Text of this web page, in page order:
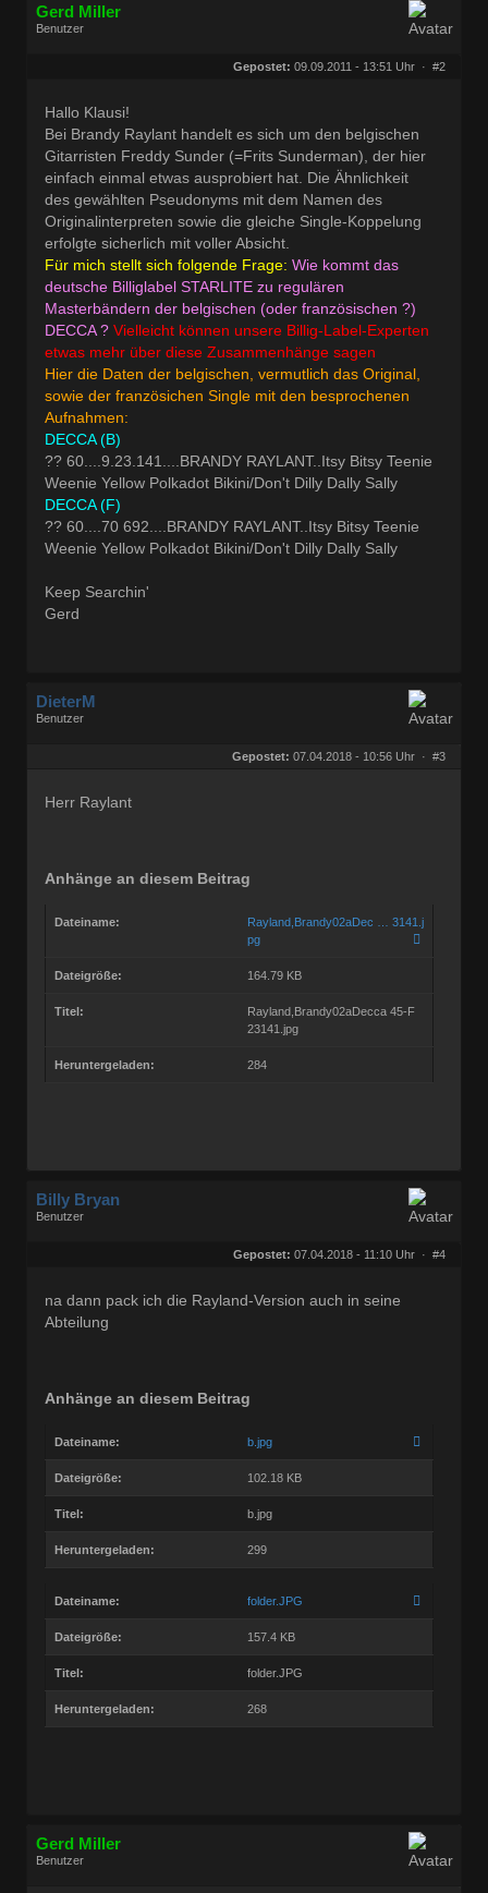
Gerd Miller
Benutzer
Gepostet: 09.09.2011 - 13:51 Uhr · #2
Hallo Klausi!
Bei Brandy Raylant handelt es sich um den belgischen
Gitarristen Freddy Sunder (=Frits Sunderman), der hier
einfach einmal etwas ausprobiert hat. Die Ähnlichkeit
des gewählten Pseudonyms mit dem Namen des
Originalinterpreten sowie die gleiche Single-Koppelung
erfolgte sicherlich mit voller Absicht.
Für mich stellt sich folgende Frage: Wie kommt das
deutsche Billiglabel STARLITE zu regulären
Masterbändern der belgischen (oder französischen ?)
DECCA ? Vielleicht können unsere Billig-Label-Experten
etwas mehr über diese Zusammenhänge sagen
Hier die Daten der belgischen, vermutlich das Original,
sowie der französichen Single mit den besprochenen
Aufnahmen:
DECCA (B)
?? 60....9.23.141....BRANDY RAYLANT..Itsy Bitsy Teenie
Weenie Yellow Polkadot Bikini/Don't Dilly Dally Sally
DECCA (F)
?? 60....70 692....BRANDY RAYLANT..Itsy Bitsy Teenie
Weenie Yellow Polkadot Bikini/Don't Dilly Dally Sally
Keep Searchin'
Gerd
DieterM
Benutzer
Gepostet: 07.04.2018 - 10:56 Uhr · #3
Herr Raylant
Anhänge an diesem Beitrag
Dateiname:
Rayland,Brandy02aDec … 3141.j
pg
Dateigröße: 164.79 KB
Titel:
Rayland,Brandy02aDecca 45-F
23141.jpg
Heruntergeladen: 284
Billy Bryan
Benutzer
Gepostet: 07.04.2018 - 11:10 Uhr · #4
na dann pack ich die Rayland-Version auch in seine
Abteilung
Anhänge an diesem Beitrag
Dateiname: b.jpg
Dateigröße: 102.18 KB
Titel: b.jpg
Heruntergeladen: 299
Dateiname: folder.JPG
Dateigröße: 157.4 KB
Titel: folder.JPG
Heruntergeladen: 268
Gerd Miller
Benutzer